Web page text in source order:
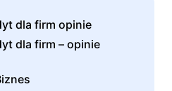
dla firm opinie
dla firm – opinie